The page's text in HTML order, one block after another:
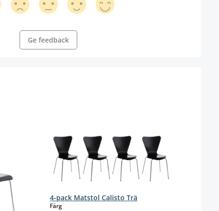
Ge feedback
4-pack Matstol Calisto Trä
Färgselect